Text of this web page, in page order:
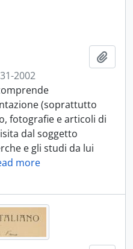
2002
(soprattutto
fotografie e articoli di
dal soggetto
e gli studi da lui
more